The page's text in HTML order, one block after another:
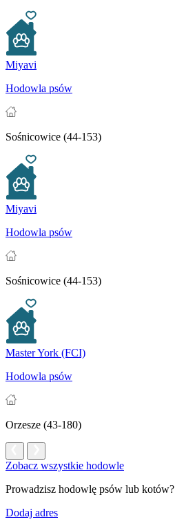
Miyavi
Hodowla psów
Sośnicowice (44-153)
Miyavi
Hodowla psów
Sośnicowice (44-153)
Master York (FCI)
Hodowla psów
Orzesze (43-180)
Zobacz wszystkie hodowle
Prowadzisz hodowlę psów lub kotów?
Dodaj adres